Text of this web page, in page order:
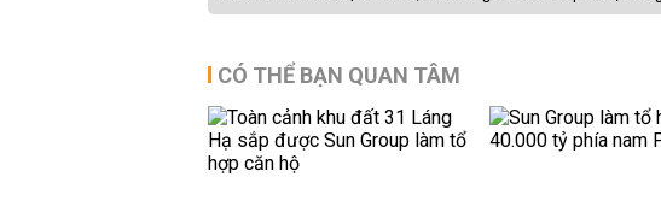
CÓ THỂ BẠN QUAN TÂM